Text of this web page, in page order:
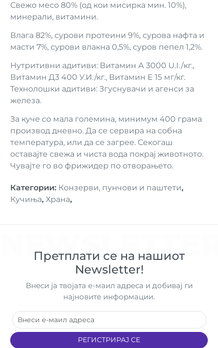
Свежо месо 80% (од кои мисирка мин. 10%),
минерали, витамини.
Влага 82%, сурови протеини 9%, сурова нафта и
масти 7%, сурови влакна 0,5%, суров пепел 1,2%.
Нутритивни адитиви: Витамин А 3000 U.I./кг.,
Витамин Д3 400 У.И./кг., Витамин Е 15 мг/кг.
Технолошки адитиви: Згуснувачи и агенси за
железа.
За куче со мала големина, минимум 400 грама
производ дневно. Да се сервира на собна
температура, или да се загрее. Секогаш
оставајте свежа и чиста вода покрај животното.
Чувајте го во фрижидер по отворањето.
Категории: Конзерви, пунчови и паштети,
Кучиња, Храна,
Претплати се на нашиот
Newsletter!
Внеси ја твојата е-маил адреса и добивај ги
најновите информации.
РЕГИСТРИРАЈ СЕ